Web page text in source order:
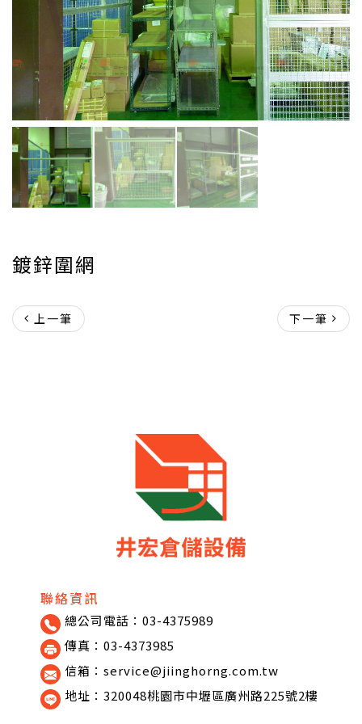
鍍鋅圍網
下一筆
上一筆
聯絡資訊
總公司電話：03-4375989
傳真：03-4373985
信箱：service@jiinghorng.com.tw
地址：320048桃園市中壢區廣州路225號2樓